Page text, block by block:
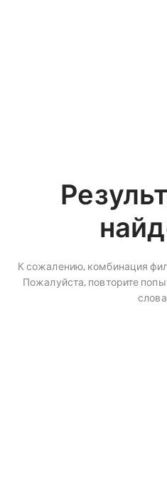
К сожалению, комбинация
Пожалуйста, повторите